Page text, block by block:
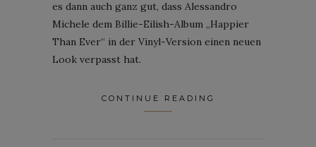
es dann auch ganz gut, dass Alessandro
Michele dem Billie-Eilish-Album „Happier
Than Ever“ in der Vinyl-Version einen neuen
Look verpasst hat.
CONTINUE READING